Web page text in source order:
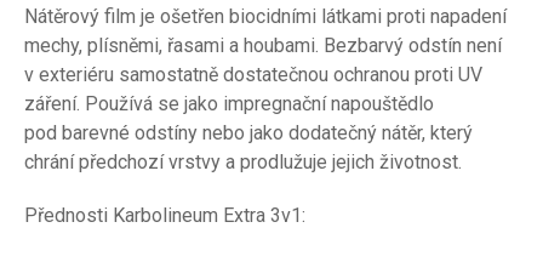
Nátěrový film je ošetřen biocidními látkami proti napadení
mechy, plísněmi, řasami a houbami. Bezbarvý odstín není
v exteriéru samostatně dostatečnou ochranou proti UV
záření. Používá se jako impregnační napouštědlo
pod barevné odstíny nebo jako dodatečný nátěr, který
chrání předchozí vrstvy a prodlužuje jejich životnost.
Přednosti Karbolineum Extra 3v1: